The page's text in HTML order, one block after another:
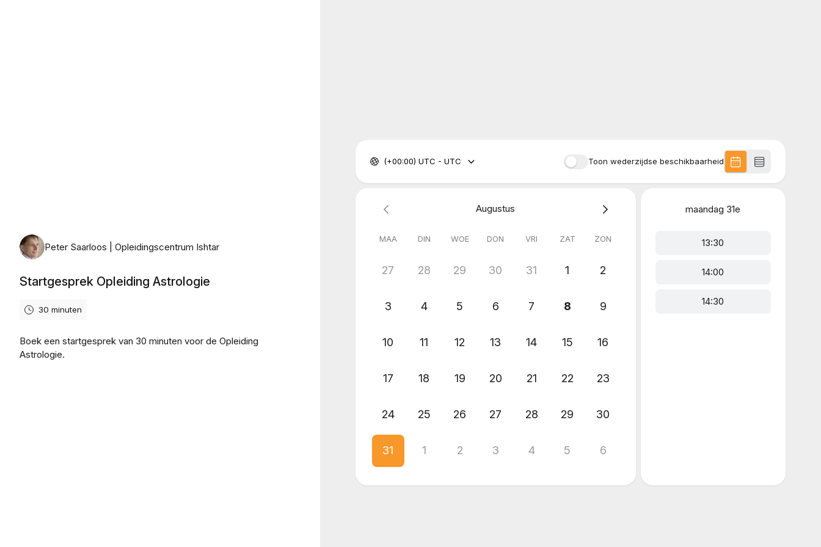
Peter Saarloos | Opleidingscentrum Ishtar
Startgesprek Opleiding Astrologie
30 minuten
Boek een startgesprek van 30 minuten voor de Opleiding
Astrologie.
Toon wederzijdse beschikbaarheid
(+00:00) UTC - UTC
Augustus
MAA DIN WOE DON VRI ZAT ZON
27 28 29 30 31 1 2
3 4 5 6 7 8 9
10 11 12 13 14 15 16
17 18 19 20 21 22 23
24 25 26 27 28 29 30
31 1 2 3 4 5 6
maandag 31e
13:30
14:00
14:30